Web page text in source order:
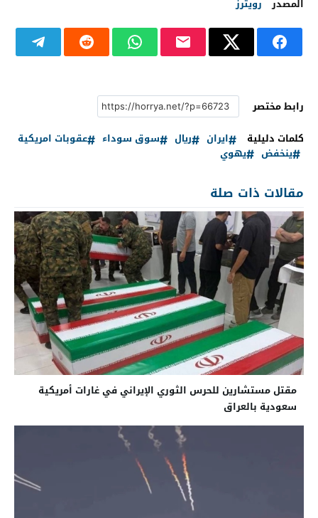
المصدر رويترز
رابط مختصر
كلمات دليلية
ايران ريال سوق سوداء
عقوبات امريكية
ينخفض
يهوي
مقالات ذات صلة
مقتل مستشارين للحرس الثوري الإيراني في غارات أمريكية
سعودية بالعراق